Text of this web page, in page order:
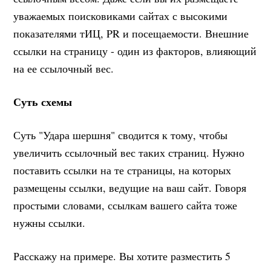
уважаемых поисковиками сайтах с высокими
показателями тИЦ, PR и посещаемости. Внешние
ссылки на страницу - один из факторов, влияющий
на ее ссылочный вес.
Суть схемы
Суть "Удара шершня" сводится к тому, чтобы
увеличить ссылочный вес таких страниц. Нужно
поставить ссылки на те страницы, на которых
размещены ссылки, ведущие на ваш сайт. Говоря
простыми словами, ссылкам вашего сайта тоже
нужны ссылки.
Расскажу на примере. Вы хотите разместить 5